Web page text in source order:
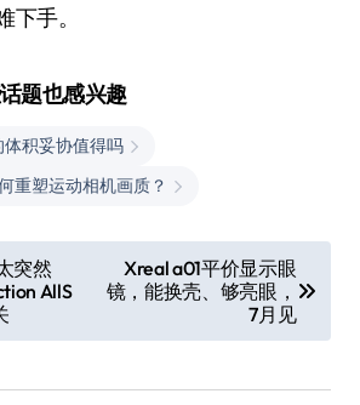
手。
题也感兴趣
积妥协值得吗
重塑运动相机画质？
突然
AllS
Xreal a01平价显示眼
镜，能换壳、够亮眼，
7月见